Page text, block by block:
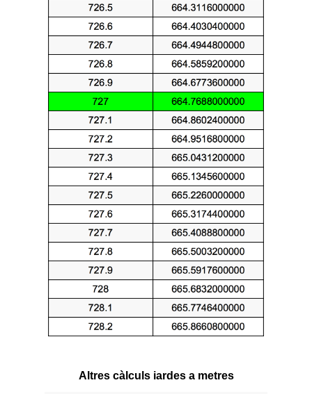
Altres càlculs iardes a metres